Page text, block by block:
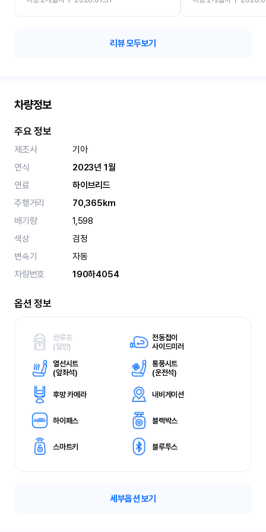
리뷰 모두보기
차량정보
주요 정보
제조사
기아
연식
2023년 1월
연료
하이브리드
주행거리
70,365km
배기량
1,598
색상
검정
변속기
자동
차량번호
190하4054
옵션 정보
썬루프
(일반)
전동접이
사이드미러
열선시트
(앞좌석)
통풍시트
(운전석)
후방 카메라 내비게이션
하이패스 블랙박스
스마트키 블루투스
세부옵션 보기